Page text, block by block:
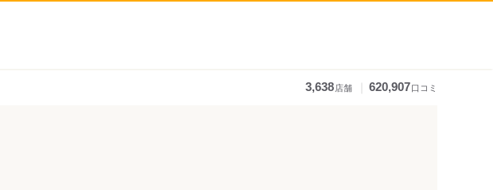
3,638店舗 620,907口コミ